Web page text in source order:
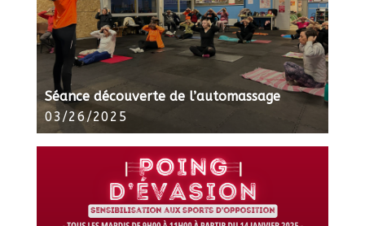
Séance découverte de l’automassage
03/26/2025